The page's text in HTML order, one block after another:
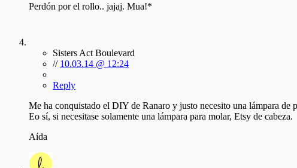
Perdón por el rollo.. jajaj. Mua!*
Sisters Act Boulevard
// 10.03.14 @ 12:24
Reply
Me ha conquistado el DIY de Ranaro y justo necesito una lámpara
Eo sí, si necesitase solamente una lámpara para molar, Etsy de cabeza.
Aída